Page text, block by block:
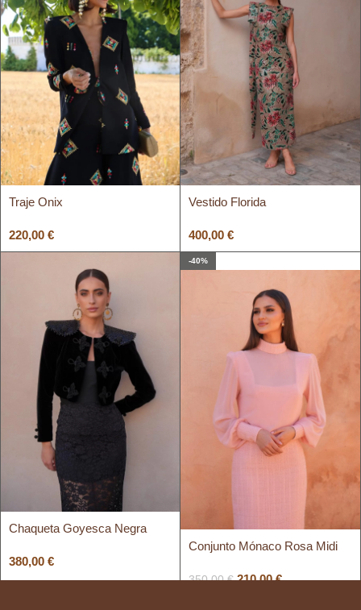
Traje Onix
220,00 €
Vestido Florida
400,00€
Chaqueta Goyesca Negra
380,00 €
-40%
Conjunto Mónaco Rosa Midi
350,00€ 210,00€